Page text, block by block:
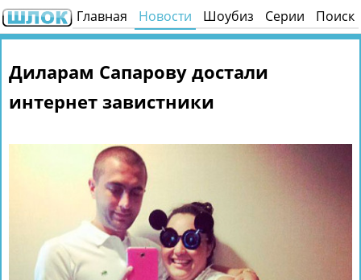
Главная Новости Шоубиз Серии Поиск
Диларам Сапарову достали
интернет завистники